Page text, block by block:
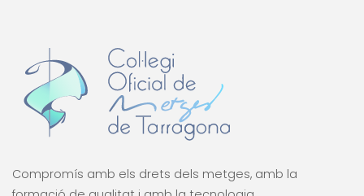
Compromís amb els drets dels metges, amb la